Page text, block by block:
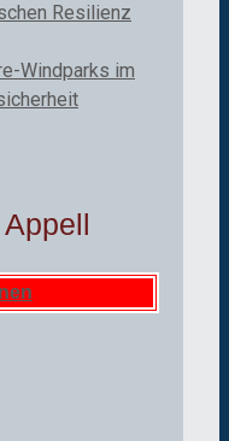
Resilienz
Windparks im